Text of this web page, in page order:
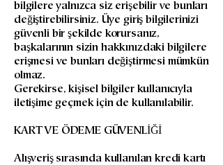
bilgilere yalnızca siz erişebilir ve bunları
değiştirebilirsiniz. Üye giriş bilgilerinizi
güvenli bir şekilde korursanız,
başkalarının sizin hakkınızdaki bilgilere
erişmesi ve bunları değiştirmesi mümkün
olmaz.
Gerekirse, kişisel bilgiler kullanıcıyla
iletişime geçmek için de kullanılabilir.
KART VE ÖDEME GÜVENLİĞİ
Alışveriş sırasında kullanılan kredi kartı